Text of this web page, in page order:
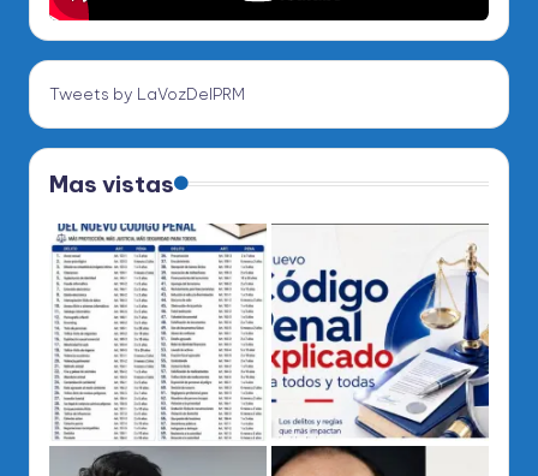
Tweets by LaVozDelPRM
Mas vistas